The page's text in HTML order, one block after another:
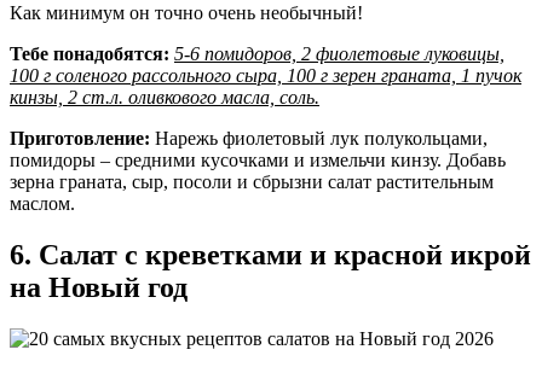
Как минимум он точно очень необычный!
Тебе понадобятся: 5-6 помидоров, 2 фиолетовые луковицы,
100 г соленого рассольного сыра, 100 г зерен граната, 1 пучок
кинзы, 2 ст.л. оливкового масла, соль.
Приготовление: Нарежь фиолетовый лук полукольцами,
помидоры – средними кусочками и измельчи кинзу. Добавь
зерна граната, сыр, посоли и сбрызни салат растительным
маслом.
6. Салат с креветками и красной икрой
на Новый год